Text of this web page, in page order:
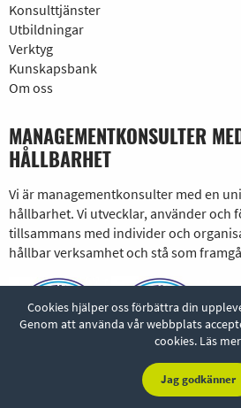
Konsulttjänster
Utbildningar
Verktyg
Kunskapsbank
Om oss
MANAGEMENTKONSULTER
HÅLLBARHET
Vi är managementkonsulter med en
hållbarhet. Vi utvecklar, använder och
tillsammans med individer och
hållbar verksamhet och stå som
Cookies hjälper oss förbättra din
Genom att använda vår webbplats
cookies. Läs mer
Jag godkänner